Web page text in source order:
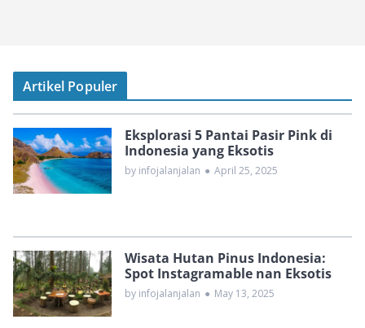
Artikel Populer
Eksplorasi 5 Pantai Pasir Pink di
Indonesia yang Eksotis
by infojalanjalan ● April 25, 2025
Wisata Hutan Pinus Indonesia:
Spot Instagramable nan Eksotis
by infojalanjalan ● May 13, 2025